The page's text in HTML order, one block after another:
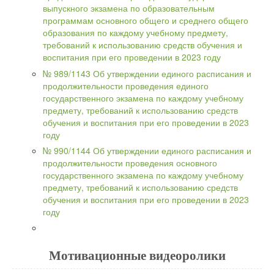
выпускного экзамена по образовательным
программам основного общего и среднего общего
образования по каждому учебному предмету,
требований к использованию средств обучения и
воспитания при его проведении в 2023 году
№ 989/1143 Об утверждении единого расписания и
продолжительности проведения единого
государственного экзамена по каждому учебному
предмету, требований к использованию средств
обучения и воспитания при его проведении в 2023
году
№ 990/1144 Об утверждении единого расписания и
продолжительности проведения основного
государственного экзамена по каждому учебному
предмету, требований к использованию средств
обучения и воспитания при его проведении в 2023
году
Мотивационные видеоролики